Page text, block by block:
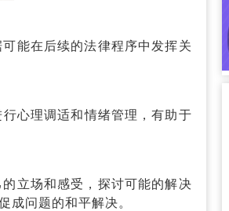
能在后续的法律程序中发挥关
心理调适和情绪管理，有助于
立场和感受，探讨可能的解决
成问题的和平解决。